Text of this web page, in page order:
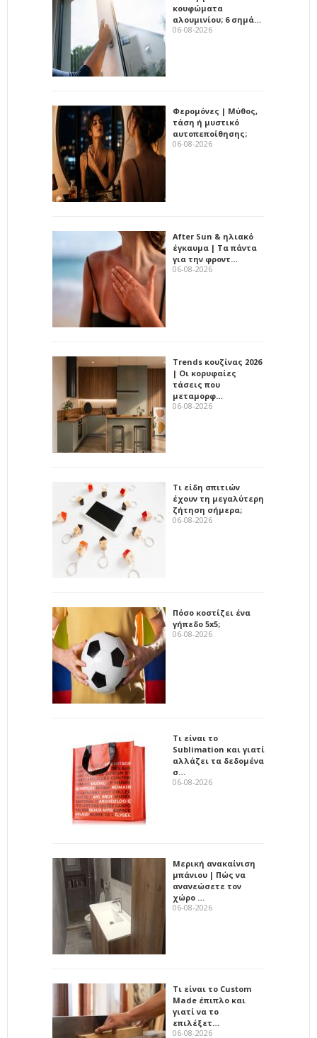
κουφώματα
αλουμινίου; 6 σημά…
06-08-2026
Φερομόνες | Μύθος,
τάση ή μυστικό
αυτοπεποίθησης;
06-08-2026
After Sun & ηλιακό
έγκαυμα | Τα πάντα
για την φροντ…
06-08-2026
Trends κουζίνας 2026
| Οι κορυφαίες
τάσεις που
μεταμορφ…
06-08-2026
Τι είδη σπιτιών
έχουν τη μεγαλύτερη
ζήτηση σήμερα;
06-08-2026
Πόσο κοστίζει ένα
γήπεδο 5x5;
06-08-2026
Τι είναι το
Sublimation και γιατί
αλλάζει τα δεδομένα
σ…
06-08-2026
Μερική ανακαίνιση
μπάνιου | Πώς να
ανανεώσετε τον
χώρο …
06-08-2026
Τι είναι το Custom
Made έπιπλο και
γιατί να το
επιλέξετ…
06-08-2026